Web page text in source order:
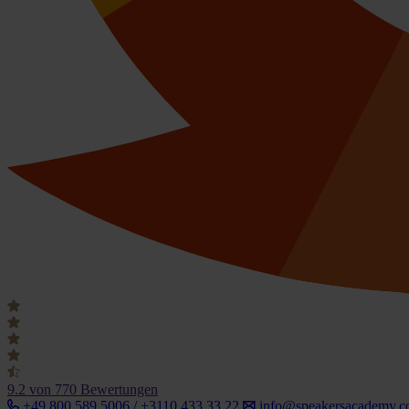
9.2 von 770 Bewertungen
+49 800 589 5006 / +3110 433 33 22